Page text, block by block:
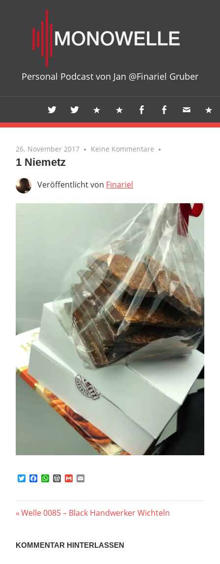
Personal Podcast von Jan @Finariel Gruber
26. November 2017 Keine Kommentare
1 Niemetz
Veröffentlicht von Finariel
TwitterFacebook
WhatsApp
WordPress
Gmail
Beitragsnavigation
Vorheriger
Welle 0085 – Black Handwerker Wichteln
KOMMENTAR HINTERLASSEN